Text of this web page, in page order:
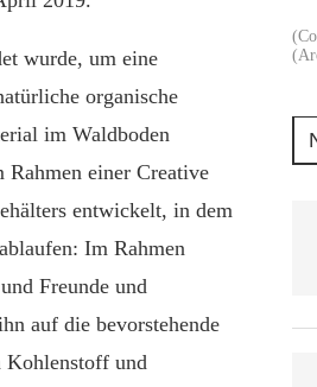
wurde, um eine
organische
im Waldboden
Rahmen einer Creative
entwickelt, in dem
Im Rahmen
Freunde und
auf die bevorstehende
Kohlenstoff und